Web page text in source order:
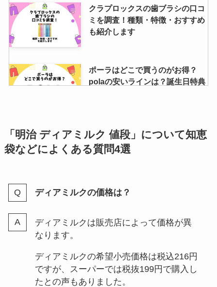
クラプロックスの歯ブラシの口コ
ミを調査！種類・特徴・おすすめ
も紹介します
ポーラはどこで買うのがお得？
polaの安いラインは？誕生日特典
イロカ柔軟剤どこに売ってる？ウ
エルシア限定などドラッグストア
やドンキの取扱いを調査！
ミルネージュブルボンは復活す
通販など販売店調査
JOGGOのクーポン（1000円クー
ポンや記念日クーポン）紹介！届
かない場合の対処方も
「明治 ディアミルク 値段」について知恵
袋などによくある質問4選
ディアミルクの価格は？
ディアミルクは販売店によって価格が異
なります。
ディアミルクの希望小売価格は税込216円
ですが、スーパーでは税抜199円で購入し
たとの声もありました。